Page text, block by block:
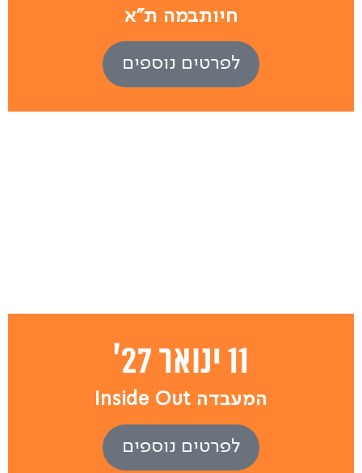
חיותבמה ת"א
לפרטים נוספים
11 ינואר 27'
המעבדה Inside Out
לפרטים נוספים